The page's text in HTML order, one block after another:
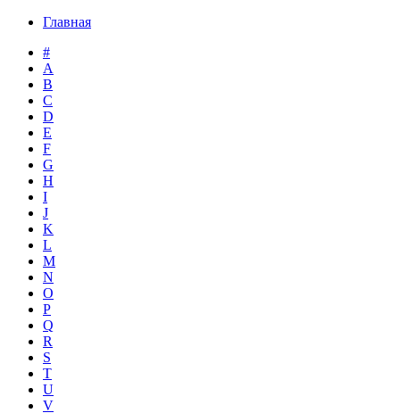
Главная
#
A
B
C
D
E
F
G
H
I
J
K
L
M
N
O
P
Q
R
S
T
U
V